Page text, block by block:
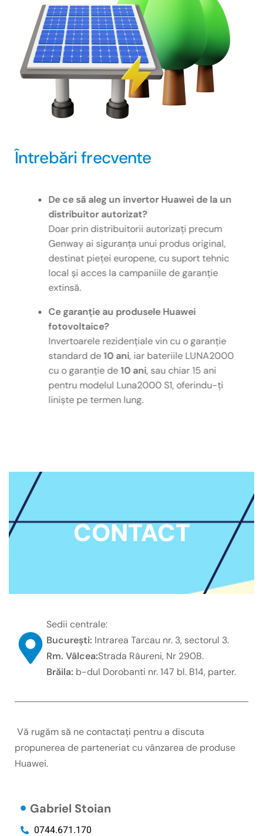
Întrebări frecvente
De ce să aleg un invertor Huawei de la un
distribuitor autorizat?
Doar prin distribuitorii autorizați precum
Genway ai siguranța unui produs original,
destinat pieței europene, cu suport tehnic
local și acces la campaniile de garanție
extinsă.
Ce garanție au produsele Huawei
fotovoltaice?
Invertoarele rezidențiale vin cu o garanție
standard de10 ani , iar bateriile LUNA2000
cu o garanție de10 ani , sau chiar 15 ani
pentru modelul Luna2000 S1, oferindu-ți
liniște pe termen lung.
CONTACT
Sedii centrale:
București: Intrarea Tarcau nr. 3, sectorul 3.
Rm. Vâlcea:Strada Râureni, Nr 290B.
Brăila: b-dul Dorobanti nr. 147 bl. B14, parter.
Vă rugăm să ne contactați pentru a discuta
propunerea de parteneriat cu vânzarea de produse
Huawei.
Gabriel Stoian
0744.671.170